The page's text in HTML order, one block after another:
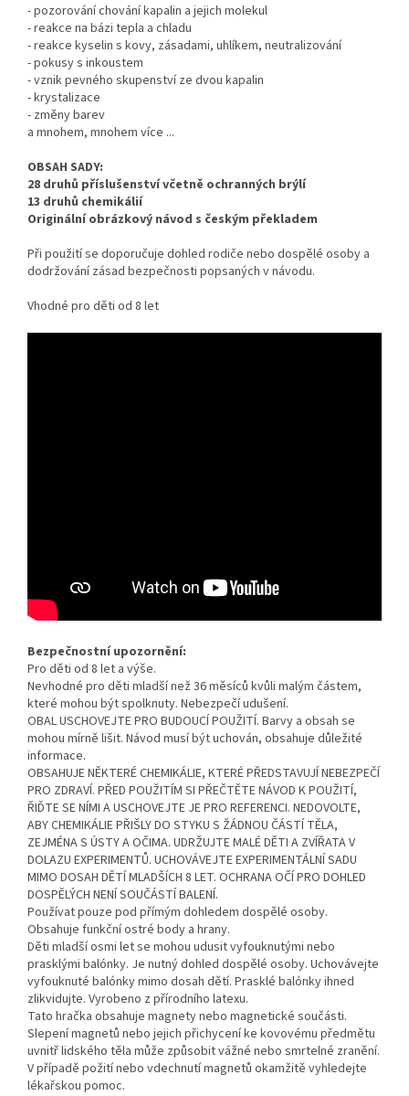
- pozorování chování kapalin a jejich molekul
- reakce na bázi tepla a chladu
- reakce kyselin s kovy, zásadami, uhlíkem, neutralizování
- pokusy s inkoustem
- vznik pevného skupenství ze dvou kapalin
- krystalizace
- změny barev
a mnohem, mnohem více ...
OBSAH SADY:
28 druhů příslušenství včetně ochranných brýlí
13 druhů chemikálií
Originální obrázkový návod s českým překladem
Při použití se doporučuje dohled rodiče nebo dospělé osoby a
dodržování zásad bezpečnosti popsaných v návodu.
Vhodné pro děti od 8 let
Bezpečnostní upozornění:
Pro děti od 8 let a výše.
Nevhodné pro děti mladší než 36 měsíců kvůli malým částem,
které mohou být spolknuty. Nebezpečí udušení.
OBAL USCHOVEJTE PRO BUDOUCÍ POUŽITÍ. Barvy a obsah se
mohou mírně lišit. Návod musí být uchován, obsahuje důležité
informace.
OBSAHUJE NĚKTERÉ CHEMIKÁLIE, KTERÉ PŘEDSTAVUJÍ NEBEZPEČÍ
PRO ZDRAVÍ. PŘED POUŽITÍM SI PŘEČTĚTE NÁVOD K POUŽITÍ,
ŘIĎTE SE NÍMI A USCHOVEJTE JE PRO REFERENCI. NEDOVOLTE,
ABY CHEMIKÁLIE PŘIŠLY DO STYKU S ŽÁDNOU ČÁSTÍ TĚLA,
ZEJMÉNA S ÚSTY A OČIMA. UDRŽUJTE MALÉ DĚTI A ZVÍŘATA V
DOLAZU EXPERIMENTŮ. UCHOVÁVEJTE EXPERIMENTÁLNÍ SADU
MIMO DOSAH DĚTÍ MLADŠÍCH 8 LET. OCHRANA OČÍ PRO DOHLED
DOSPĚLÝCH NENÍ SOUČÁSTÍ BALENÍ.
Používat pouze pod přímým dohledem dospělé osoby.
Obsahuje funkční ostré body a hrany.
Děti mladší osmi let se mohou udusit vyfouknutými nebo
prasklými balónky. Je nutný dohled dospělé osoby. Uchovávejte
vyfouknuté balónky mimo dosah dětí. Prasklé balónky ihned
zlikvidujte. Vyrobeno z přírodního latexu.
Tato hračka obsahuje magnety nebo magnetické součásti.
Slepení magnetů nebo jejich přichycení ke kovovému předmětu
uvnitř lidského těla může způsobit vážné nebo smrtelné zranění.
V případě požití nebo vdechnutí magnetů okamžitě vyhledejte
lékařskou pomoc.